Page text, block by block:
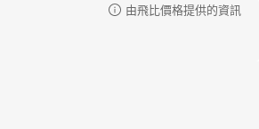
面貌，領略用字遣詞雖然精簡，卻有它巧
由飛比價格提供的資訊